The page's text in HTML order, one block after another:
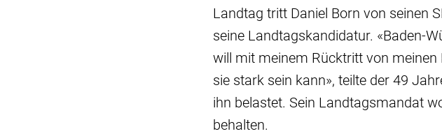
Landtag tritt Daniel Born von seinen
seine Landtagskandidatur. «Baden-
will mit meinem Rücktritt von
sie stark sein kann», teilte der 49
ihn belastet. Sein Landtagsmandat
behalten.